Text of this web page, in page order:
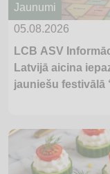
Jaunumi
05.08.2026
LCB ASV
Latvijā aicina
jauniešu festivālā